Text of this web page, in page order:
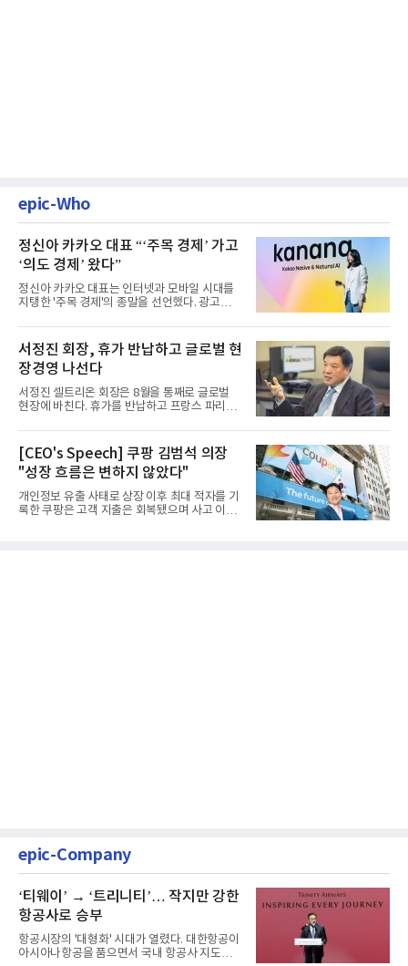
epic-Who
정신아 카카오 대표 “‘주목 경제’ 가고
‘의도 경제’ 왔다”
정신아 카카오 대표는 인터넷과 모바일 시대를
지탱한 '주목 경제'의 종말을 선언했다. 광고를
서정진 회장, 휴가 반납하고 글로벌 현
장경영 나선다
서정진 셀트리온 회장은 8월을 통째로 글로벌
현장에 바친다. 휴가를 반납하고 프랑스 파리에
[CEO's Speech] 쿠팡 김범석 의장
"성장 흐름은 변하지 않았다"
개인정보 유출 사태로 상장 이후 최대 적자를 기
록한 쿠팡은 고객 지출은 회복됐으며 사고 이전
epic-Company
‘티웨이’ → ‘트리니티’… 작지만 강한
항공사로 승부
항공시장의 '대형화' 시대가 열렸다. 대한항공이
아시아나항공을 품으면서 국내 항공사 지도가